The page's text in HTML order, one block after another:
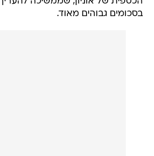
בסכומים גבוהים מאוד.